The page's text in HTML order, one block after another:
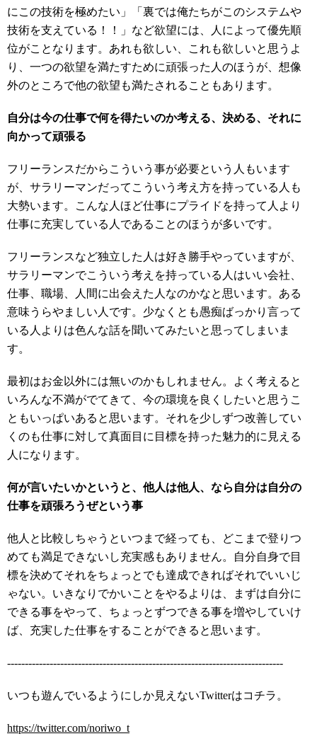
にこの技術を極めたい」「裏では俺たちがこのシステムや
技術を支えている！！」など欲望には、人によって優先順
位がことなります。あれも欲しい、これも欲しいと思うよ
り、一つの欲望を満たすために頑張った人のほうが、想像
外のところで他の欲望も満たされることもあります。
自分は今の仕事で何を得たいのか考える、決める、それに
向かって頑張る
フリーランスだからこういう事が必要という人もいます
が、サラリーマンだってこういう考え方を持っている人も
大勢います。こんな人ほど仕事にプライドを持って人より
仕事に充実している人であることのほうが多いです。
フリーランスなど独立した人は好き勝手やっていますが、
サラリーマンでこういう考えを持っている人はいい会社、
仕事、職場、人間に出会えた人なのかなと思います。ある
意味うらやましい人です。少なくとも愚痴ばっかり言って
いる人よりは色んな話を聞いてみたいと思ってしまいま
す。
最初はお金以外には無いのかもしれません。よく考えると
いろんな不満がでてきて、今の環境を良くしたいと思うこ
ともいっぱいあると思います。それを少しずつ改善してい
くのも仕事に対して真面目に目標を持った魅力的に見える
人になります。
何が言いたいかというと、他人は他人、なら自分は自分の
仕事を頑張ろうぜという事
他人と比較しちゃうといつまで経っても、どこまで登りつ
めても満足できないし充実感もありません。自分自身で目
標を決めてそれをちょっとでも達成できればそれでいいじ
ゃない。いきなりでかいことをやるよりは、まずは自分に
できる事をやって、ちょっとずつできる事を増やしていけ
ば、充実した仕事をすることができると思います。
------------------------------------------------------------------------------
いつも遊んでいるようにしか見えないTwitterはコチラ。
https://twitter.com/noriwo_t